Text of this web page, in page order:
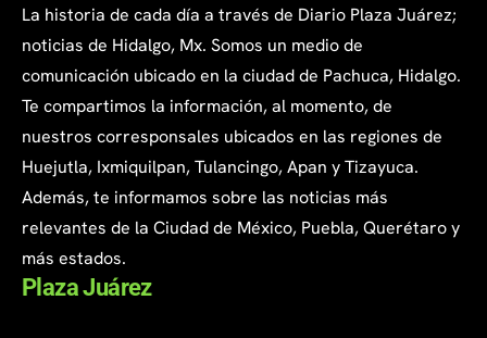
La historia de cada día a través de Diario Plaza Juárez;
noticias de Hidalgo, Mx. Somos un medio de
comunicación ubicado en la ciudad de Pachuca, Hidalgo.
Te compartimos la información, al momento, de
nuestros corresponsales ubicados en las regiones de
Huejutla, Ixmiquilpan, Tulancingo, Apan y Tizayuca.
Además, te informamos sobre las noticias más
relevantes de la Ciudad de México, Puebla, Querétaro y
más estados.
Plaza Juárez